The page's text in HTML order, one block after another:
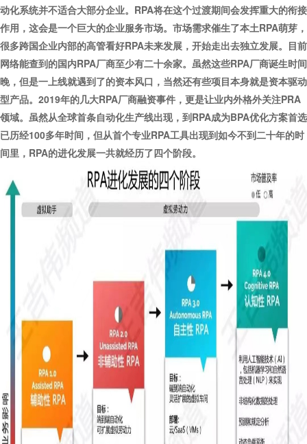
动化系统并不适合大部分企业。RPA将在这个过渡期间会发挥重大的衔接
作用，这会是一个巨大的企业服务市场。市场需求催生了本土RPA萌芽，
很多跨国企业内部的高管看好RPA未来发展，开始走出去独立发展。目前
网络能查到的国内RPA厂商至少有二十余家。虽然这些RPA厂商诞生时间
晚，但是一上线就遇到了的资本风口，当然还有些项目本身就是资本驱动
型产品。2019年的几大RPA厂商融资事件，更是让业内外格外关注PRA
领域。 虽然从全球首条自动化生产线出现，到RPA成为BPA优化方案首选
已历经100多年时间，但从首个专业RPA工具出现到如今不到二十年的时
间里，RPA的进化发展一共就经历了四个阶段。